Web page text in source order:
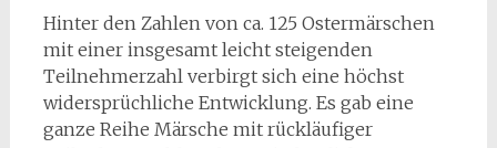
Hinter den Zahlen von ca. 125 Ostermärschen
mit einer insgesamt leicht steigenden
Teilnehmerzahl verbirgt sich eine höchst
widersprüchliche Entwicklung. Es gab eine
ganze Reihe Märsche mit rückläufiger